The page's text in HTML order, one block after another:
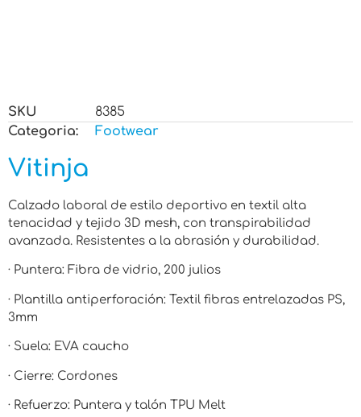
SKU
8385
Categoria:
Footwear
Vitinja
Calzado laboral de estilo deportivo en textil alta
tenacidad y tejido 3D mesh, con transpirabilidad
avanzada. Resistentes a la abrasión y durabilidad.
· Puntera: Fibra de vidrio, 200 julios
· Plantilla antiperforación: Textil fibras entrelazadas PS,
3mm
· Suela: EVA caucho
· Cierre: Cordones
· Refuerzo: Puntera y talón TPU Melt